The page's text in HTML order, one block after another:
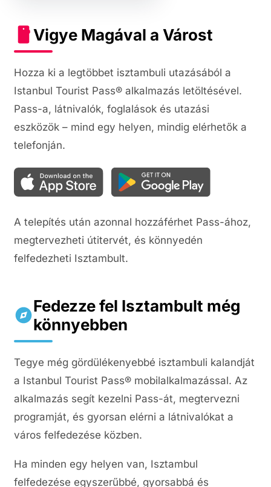
Vigye Magával a Várost
Hozza ki a legtöbbet isztambuli utazásából a
Istanbul Tourist Pass® alkalmazás letöltésével.
Pass-a, látnivalók, foglalások és utazási
eszközök – mind egy helyen, mindig elérhetők a
telefonján.
A telepítés után azonnal hozzáférhet Pass-ához,
megtervezheti útitervét, és könnyedén
felfedezheti Isztambult.
Fedezze fel Isztambult még
könnyebben
Tegye még gördülékenyebbé isztambuli kalandját
a Istanbul Tourist Pass® mobilalkalmazással. Az
alkalmazás segít kezelni Pass-át, megtervezni
programját, és gyorsan elérni a látnivalókat a
város felfedezése közben.
Ha minden egy helyen van, Isztambul
felfedezése egyszerűbbé, gyorsabbá és